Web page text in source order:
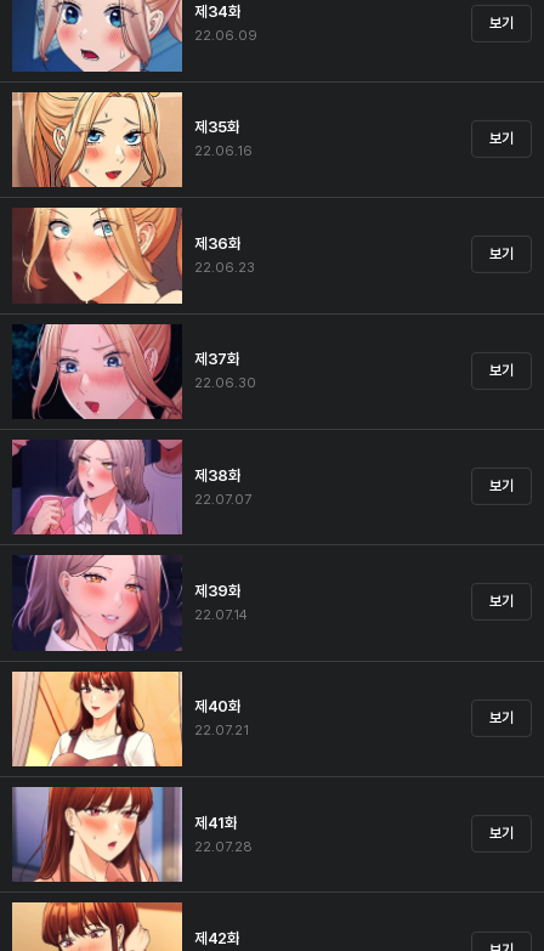
제34화
22.06.09
보기
제35화
22.06.16
보기
제36화
22.06.23
보기
제37화
22.06.30
보기
제38화
22.07.07
보기
제39화
22.07.14
보기
제40화
22.07.21
보기
제41화
22.07.28
보기
제42화